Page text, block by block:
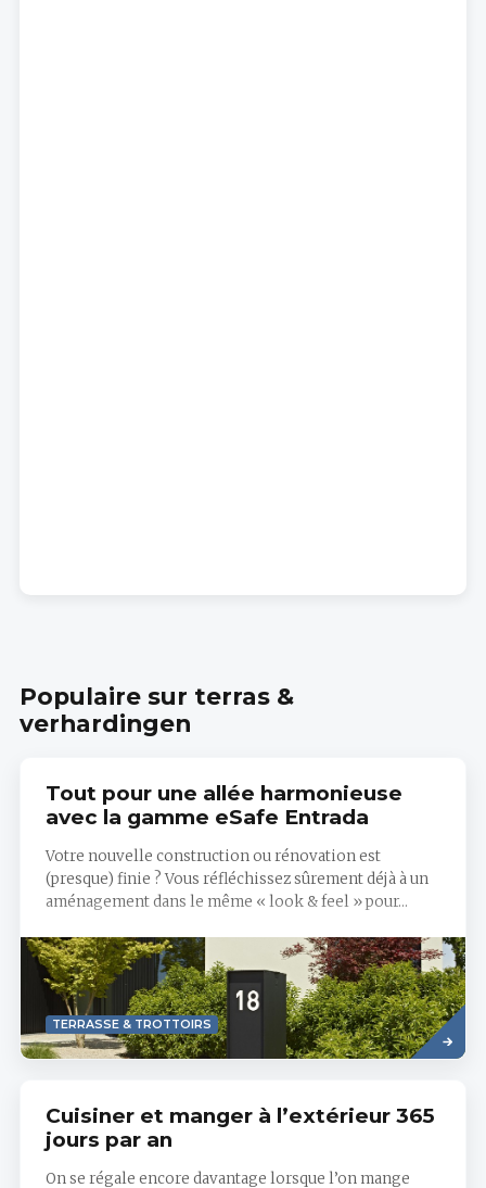
Populaire sur terras &
verhardingen
Tout pour une allée harmonieuse
avec la gamme eSafe Entrada
Votre nouvelle construction ou rénovation est
(presque) finie ? Vous réfléchissez sûrement déjà à un
aménagement dans le même « look & feel » pour...
TERRASSE & TROTTOIRS
Read
more
Cuisiner et manger à l’extérieur 365
jours par an
On se régale encore davantage lorsque l’on mange